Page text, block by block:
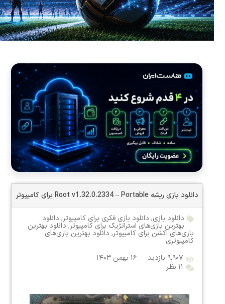
دانلود بازی ریشه Root v1.32.0.2334 – Portable برای کامیپوتر
دانلود بازی, دانلود بازی فکری برای کامپیوتر, دانلود
بهترین بازی‌های استراتژیک برای کامپیوتر, دانلود بهترین
بازی‌های اکشن برای کامپیوتر, دانلود بهترین بازی‌های
کامپیوتری
۹,۹۰۷ بازدید
۱۶ بهمن ۱۴۰۳
۱۱ نظر